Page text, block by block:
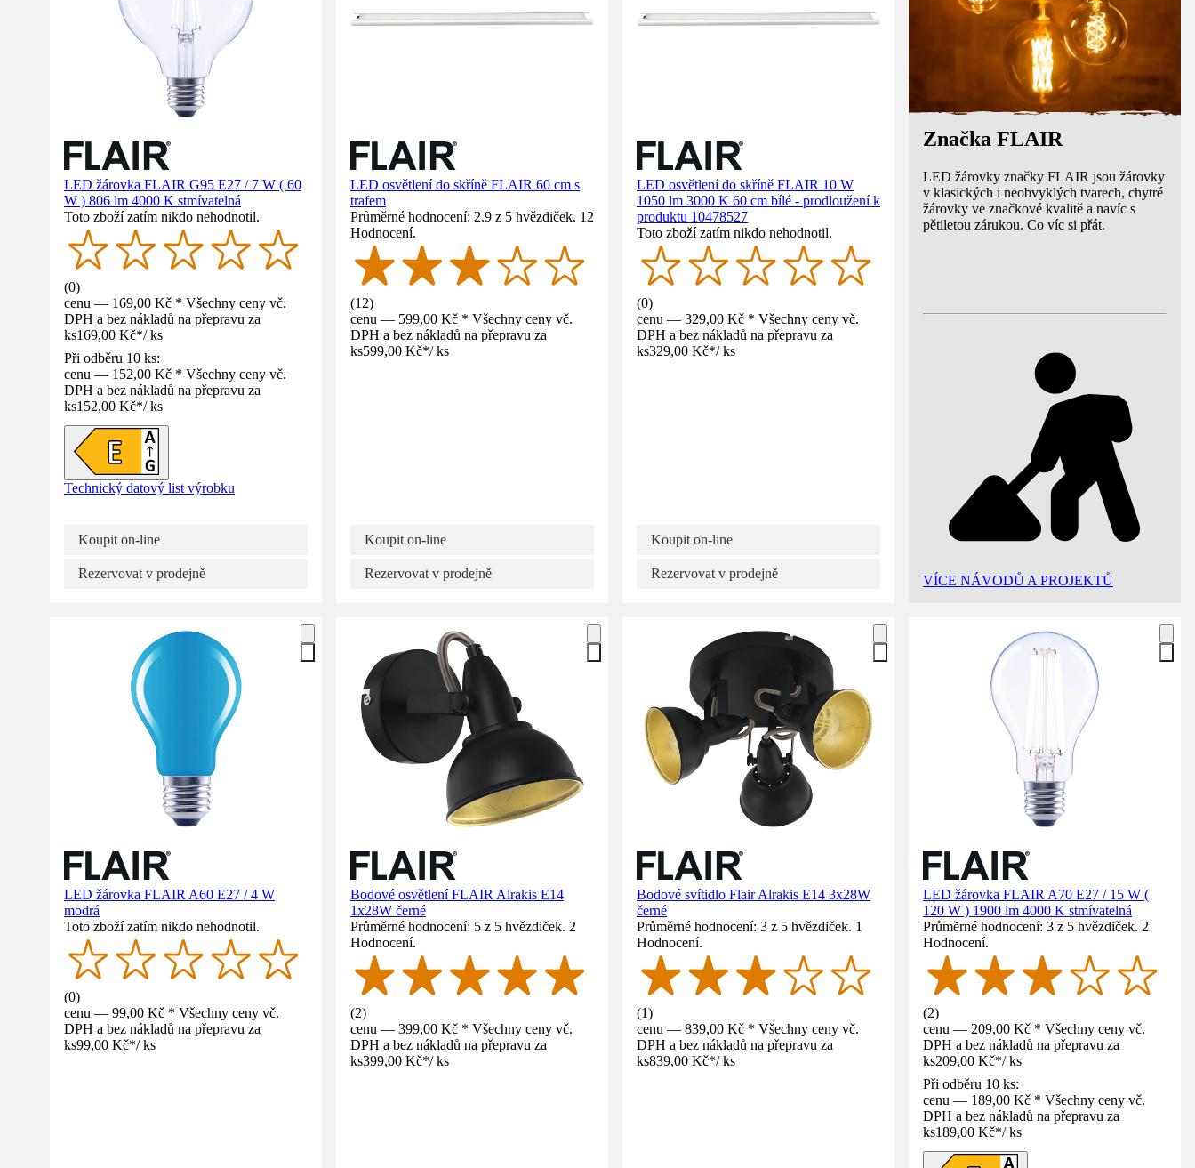
LED žárovka FLAIR G95 E27 / 7 W ( 60
W ) 806 lm 4000 K stmívatelná
Toto zboží zatím nikdo nehodnotil.
(0)
cenu — 169,00 Kč * Všechny ceny vč.
DPH a bez nákladů na přepravu za
ks169,00 Kč*/ ks
Při odběru 10 ks:
cenu — 152,00 Kč * Všechny ceny vč.
DPH a bez nákladů na přepravu za
ks152,00 Kč*/ ks
Technický datový list výrobku
Koupit on-line
Rezervovat v prodejně
LED osvětlení do skříně FLAIR 60 cm s
trafem
Průměrné hodnocení: 2.9 z 5 hvězdiček. 12
Hodnocení.
(12)
cenu — 599,00 Kč * Všechny ceny vč.
DPH a bez nákladů na přepravu za
ks599,00 Kč*/ ks
Koupit on-line
Rezervovat v prodejně
LED osvětlení do skříně FLAIR 10 W
1050 lm 3000 K 60 cm bílé - prodloužení k
produktu 10478527
Toto zboží zatím nikdo nehodnotil.
(0)
cenu — 329,00 Kč * Všechny ceny vč.
DPH a bez nákladů na přepravu za
ks329,00 Kč*/ ks
Koupit on-line
Rezervovat v prodejně
Značka FLAIR
LED žárovky značky FLAIR jsou žárovky
v klasických i neobvyklých tvarech, chytré
žárovky ve značkové kvalitě a navíc s
pětiletou zárukou. Co víc si přát.
VÍCE NÁVODŮ A PROJEKTŮ
LED žárovka FLAIR A60 E27 / 4 W
modrá
Toto zboží zatím nikdo nehodnotil.
(0)
cenu — 99,00 Kč * Všechny ceny vč.
DPH a bez nákladů na přepravu za
ks99,00 Kč*/ ks
Bodové osvětlení FLAIR Alrakis E14
1x28W černé
Průměrné hodnocení: 5 z 5 hvězdiček. 2
Hodnocení.
(2)
cenu — 399,00 Kč * Všechny ceny vč.
DPH a bez nákladů na přepravu za
ks399,00 Kč*/ ks
Bodové svítidlo Flair Alrakis E14 3x28W
černé
Průměrné hodnocení: 3 z 5 hvězdiček. 1
Hodnocení.
(1)
cenu — 839,00 Kč * Všechny ceny vč.
DPH a bez nákladů na přepravu za
ks839,00 Kč*/ ks
LED žárovka FLAIR A70 E27 / 15 W (
120 W ) 1900 lm 4000 K stmívatelná
Průměrné hodnocení: 3 z 5 hvězdiček. 2
Hodnocení.
(2)
cenu — 209,00 Kč * Všechny ceny vč.
DPH a bez nákladů na přepravu za
ks209,00 Kč*/ ks
Při odběru 10 ks:
cenu — 189,00 Kč * Všechny ceny vč.
DPH a bez nákladů na přepravu za
ks189,00 Kč*/ ks